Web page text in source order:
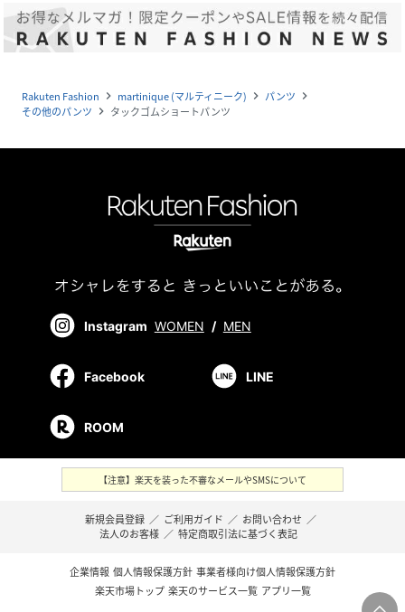
Rakuten Fashion navigate_next martinique (マルティニーク) navigate_next パンツ navigate_next
その他のパンツ navigate_next タックゴムショートパンツ
Instagram WOMEN / MEN
Facebook LINE
ROOM
【注意】楽天を装った不審なメールやSMSについて
新規会員登録 ／ ご利用ガイド ／ お問い合わせ ／
法人のお客様 ／ 特定商取引法に基づく表記
企業情報 個人情報保護方針 事業者様向け個人情報保護方針
楽天市場トップ 楽天のサービス一覧 アプリ一覧